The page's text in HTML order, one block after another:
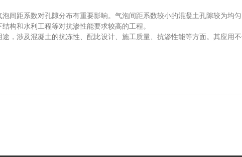
距系数对孔隙分布有重要影响。气泡间距系数较小的混凝土孔隙较为均
构和水利工程等对抗渗性能要求较高的工程。
涉及混凝土的抗冻性、配比设计、施工质量、抗渗性能等方面。其应用